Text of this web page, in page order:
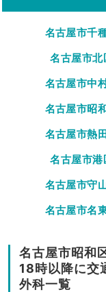
名古屋市千
名古屋市北
名古屋市中
名古屋市昭
名古屋市熱
名古屋市港
名古屋市守
名古屋市名
名古屋市昭和
18時以降に交
外科一覧